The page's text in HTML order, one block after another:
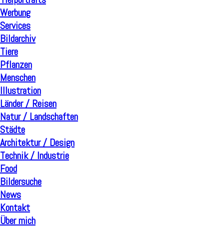
Werbung
Services
Bildarchiv
Tiere
Pflanzen
Menschen
Illustration
Länder / Reisen
Natur / Landschaften
Städte
Architektur / Design
Technik / Industrie
Food
Bildersuche
News
Kontakt
Über mich